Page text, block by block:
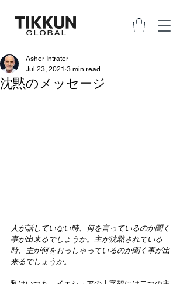
沈黙のメッセージ
Asher Intrater
Jul 23, 2021 3 min read
人が話していない時、何を言っているのか聞く
事が出来るでしょうか。主が沈黙されている
時、主が何をおっしゃっているのか聞く事が出
来るでしょうか。